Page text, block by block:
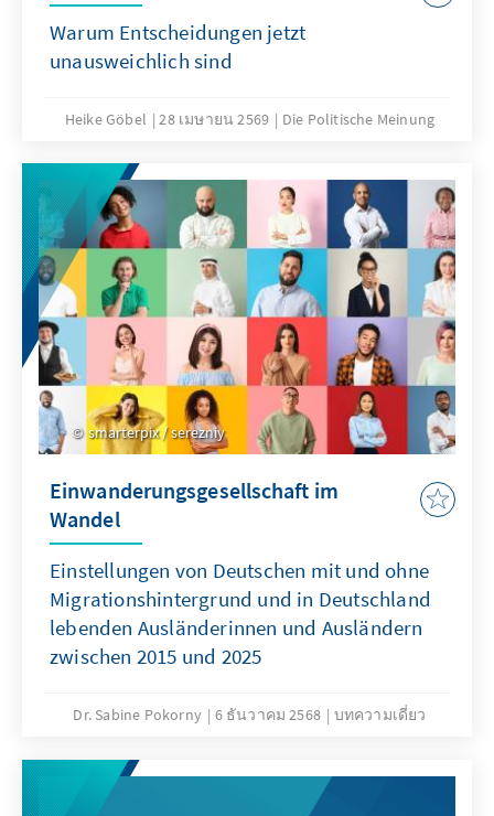
Warum Entscheidungen jetzt
unausweichlich sind
Heike Göbel 28 เมษายน 2569 Die Politische Meinung
smarterpix / serezniy
Einwanderungsgesellschaft im
Wandel
Einstellungen von Deutschen mit und ohne
Migrationshintergrund und in Deutschland
lebenden Ausländerinnen und Ausländern
zwischen 2015 und 2025
Dr. Sabine Pokorny 6 ธันวาคม 2568 บทความเดี่ยว